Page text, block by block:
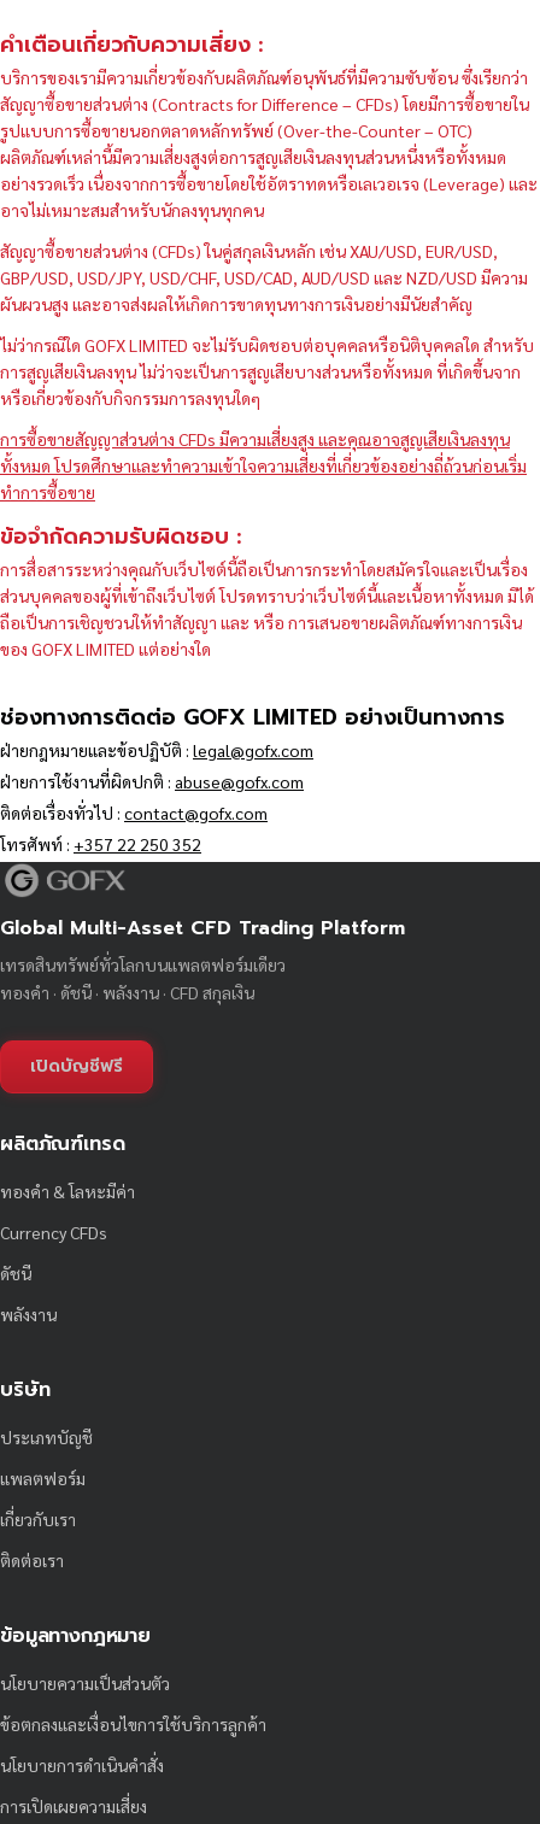
คำเตือนเกี่ยวกับความเสี่ยง :
บริการของเรามีความเกี่ยวข้องกับผลิตภัณฑ์อนุพันธ์ที่มีความซับซ้อน ซึ่งเรียกว่า
สัญญาซื้อขายส่วนต่าง (Contracts for Difference – CFDs) โดยมีการซื้อขายใน
รูปแบบการซื้อขายนอกตลาดหลักทรัพย์ (Over-the-Counter – OTC)
ผลิตภัณฑ์เหล่านี้มีความเสี่ยงสูงต่อการสูญเสียเงินลงทุนส่วนหนึ่งหรือทั้งหมด
อย่างรวดเร็ว เนื่องจากการซื้อขายโดยใช้อัตราทดหรือเลเวอเรจ (Leverage) และ
อาจไม่เหมาะสมสำหรับนักลงทุนทุกคน
สัญญาซื้อขายส่วนต่าง (CFDs) ในคู่สกุลเงินหลัก เช่น XAU/USD, EUR/USD,
GBP/USD, USD/JPY, USD/CHF, USD/CAD, AUD/USD และ NZD/USD มีความ
ผันผวนสูง และอาจส่งผลให้เกิดการขาดทุนทางการเงินอย่างมีนัยสำคัญ
ไม่ว่ากรณีใด GOFX LIMITED จะไม่รับผิดชอบต่อบุคคลหรือนิติบุคคลใด สำหรับ
การสูญเสียเงินลงทุน ไม่ว่าจะเป็นการสูญเสียบางส่วนหรือทั้งหมด ที่เกิดขึ้นจาก
หรือเกี่ยวข้องกับกิจกรรมการลงทุนใดๆ
การซื้อขายสัญญาส่วนต่าง CFDs มีความเสี่ยงสูง และคุณอาจสูญเสียเงินลงทุน
ทั้งหมด โปรดศึกษาและทำความเข้าใจความเสี่ยงที่เกี่ยวข้องอย่างถี่ถ้วนก่อนเริ่ม
ทำการซื้อขาย
ข้อจำกัดความรับผิดชอบ :
การสื่อสารระหว่างคุณกับเว็บไซต์นี้ถือเป็นการกระทำโดยสมัครใจและเป็นเรื่อง
ส่วนบุคคลของผู้ที่เข้าถึงเว็บไซต์ โปรดทราบว่าเว็บไซต์นี้และเนื้อหาทั้งหมด มิได้
ถือเป็นการเชิญชวนให้ทำสัญญา และ หรือ การเสนอขายผลิตภัณฑ์ทางการเงิน
ของ GOFX LIMITED แต่อย่างใด
ช่องทางการติดต่อ GOFX LIMITED อย่างเป็นทางการ
ฝ่ายกฎหมายและข้อปฏิบัติ : legal@gofx.com
ฝ่ายการใช้งานที่ผิดปกติ : abuse@gofx.com
ติดต่อเรื่องทั่วไป : contact@gofx.com
โทรศัพท์ : +357 22 250 352
Global Multi-Asset CFD Trading Platform
เทรดสินทรัพย์ทั่วโลกบนแพลตฟอร์มเดียว
ทองคำ · ดัชนี · พลังงาน · CFD สกุลเงิน
เปิดบัญชีฟรี
ผลิตภัณฑ์เทรด
ทองคำ & โลหะมีค่า
Currency CFDs
ดัชนี
พลังงาน
บริษัท
ประเภทบัญชี
แพลตฟอร์ม
เกี่ยวกับเรา
ติดต่อเรา
ข้อมูลทางกฎหมาย
นโยบายความเป็นส่วนตัว
ข้อตกลงและเงื่อนไขการใช้บริการลูกค้า
นโยบายการดำเนินคำสั่ง
การเปิดเผยความเสี่ยง